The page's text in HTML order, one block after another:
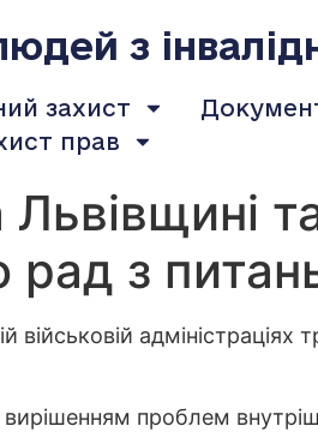
з
захист
прав
Львівщині
рад з
військовій
проблем